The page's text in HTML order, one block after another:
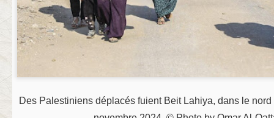
Des Palestiniens déplacés fuient Beit Lahiya, dans le